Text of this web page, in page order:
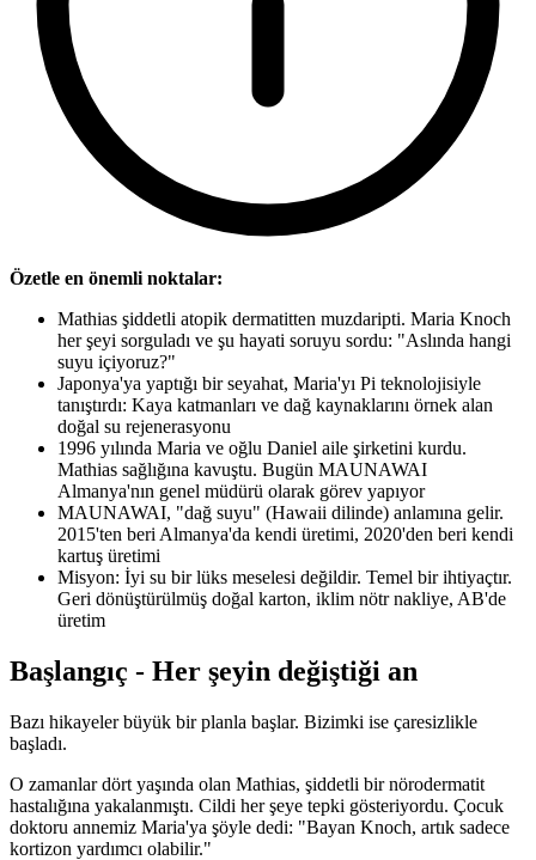
Özetle en önemli noktalar:
Mathias şiddetli atopik dermatitten muzdaripti. Maria Knoch
her şeyi sorguladı ve şu hayati soruyu sordu: "Aslında hangi
suyu içiyoruz?"
Japonya'ya yaptığı bir seyahat, Maria'yı Pi teknolojisiyle
tanıştırdı: Kaya katmanları ve dağ kaynaklarını örnek alan
doğal su rejenerasyonu
1996 yılında Maria ve oğlu Daniel aile şirketini kurdu.
Mathias sağlığına kavuştu. Bugün MAUNAWAI
Almanya'nın genel müdürü olarak görev yapıyor
MAUNAWAI, "dağ suyu" (Hawaii dilinde) anlamına gelir.
2015'ten beri Almanya'da kendi üretimi, 2020'den beri kendi
kartuş üretimi
Misyon: İyi su bir lüks meselesi değildir. Temel bir ihtiyaçtır.
Geri dönüştürülmüş doğal karton, iklim nötr nakliye, AB'de
üretim
Başlangıç - Her şeyin değiştiği an
Bazı hikayeler büyük bir planla başlar. Bizimki ise çaresizlikle
başladı.
O zamanlar dört yaşında olan Mathias, şiddetli bir nörodermatit
hastalığına yakalanmıştı. Cildi her şeye tepki gösteriyordu. Çocuk
doktoru annemiz Maria'ya şöyle dedi: "Bayan Knoch, artık sadece
kortizon yardımcı olabilir."